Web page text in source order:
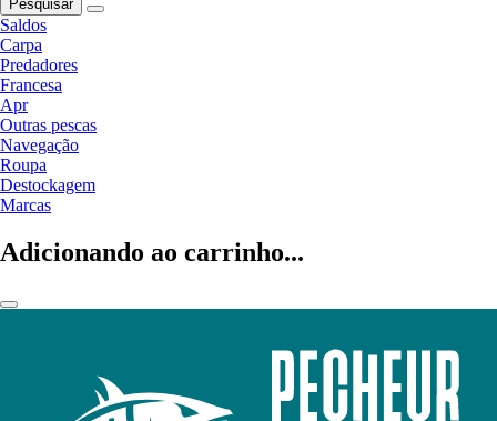
Pesquisar
Saldos
Carpa
Predadores
Francesa
Apr
Outras pescas
Navegação
Roupa
Destockagem
Marcas
Adicionando ao carrinho...